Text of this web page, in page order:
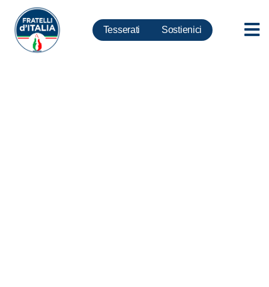
Tesserati Sostienici